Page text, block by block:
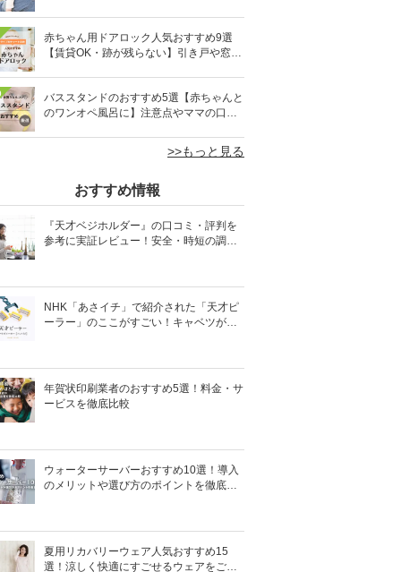
赤ちゃん用ドアロック人気おすすめ9選
【賃貸OK・跡が残らない】引き戸や窓対
バススタンドのおすすめ5選【赤ちゃんと
のワンオペ風呂に】注意点やママの口コ
>>もっと見る
おすすめ情報
『天才ベジホルダー』の口コミ・評判を
参考に実証レビュー！安全・時短の調理
NHK「あさイチ」で紹介された「天才ピ
ーラー」のここがすごい！キャベツがほ
年賀状印刷業者のおすすめ5選！料金・サ
ービスを徹底比較
ウォーターサーバーおすすめ10選！導入
のメリットや選び方のポイントを徹底解
夏用リカバリーウェア人気おすすめ15
選！涼しく快適にすごせるウェアをご紹